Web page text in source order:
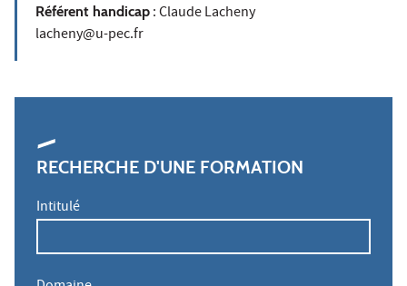
Référent handicap : Claude Lacheny
lacheny@u-pec.fr
RECHERCHE D'UNE FORMATION
Intitulé